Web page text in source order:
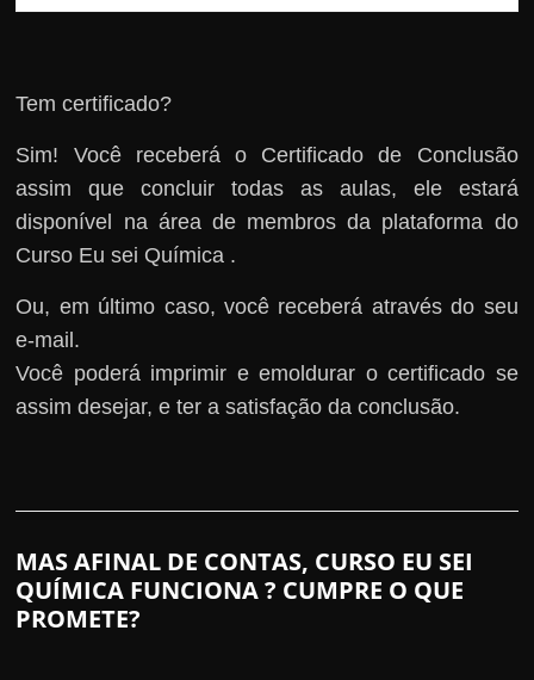
Tem certificado?
Sim! Você receberá o Certificado de Conclusão
assim que concluir todas as aulas, ele estará
disponível na área de membros da plataforma do
Curso Eu sei Química .
Ou, em último caso, você receberá através do seu
e-mail.
Você poderá imprimir e emoldurar o certificado se
assim desejar, e ter a satisfação da conclusão.
MAS AFINAL DE CONTAS, CURSO EU SEI
QUÍMICA FUNCIONA ? CUMPRE O QUE
PROMETE?